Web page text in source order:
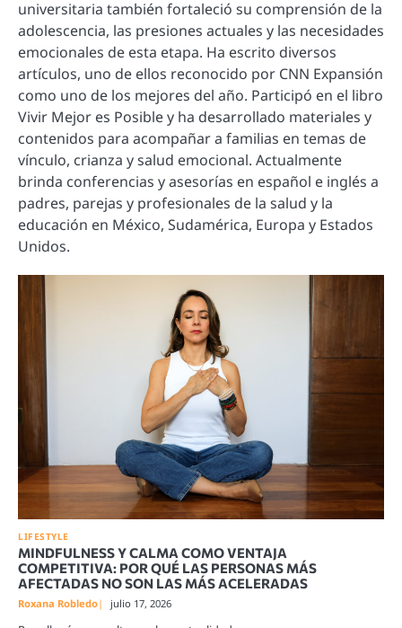
universitaria también fortaleció su comprensión de la
adolescencia, las presiones actuales y las necesidades
emocionales de esta etapa. Ha escrito diversos
artículos, uno de ellos reconocido por CNN Expansión
como uno de los mejores del año. Participó en el libro
Vivir Mejor es Posible y ha desarrollado materiales y
contenidos para acompañar a familias en temas de
vínculo, crianza y salud emocional. Actualmente
brinda conferencias y asesorías en español e inglés a
padres, parejas y profesionales de la salud y la
educación en México, Sudamérica, Europa y Estados
Unidos.
LIFESTYLE
MINDFULNESS Y CALMA COMO VENTAJA
COMPETITIVA: POR QUÉ LAS PERSONAS MÁS
AFECTADAS NO SON LAS MÁS ACELERADAS
Roxana Robledo julio 17, 2026